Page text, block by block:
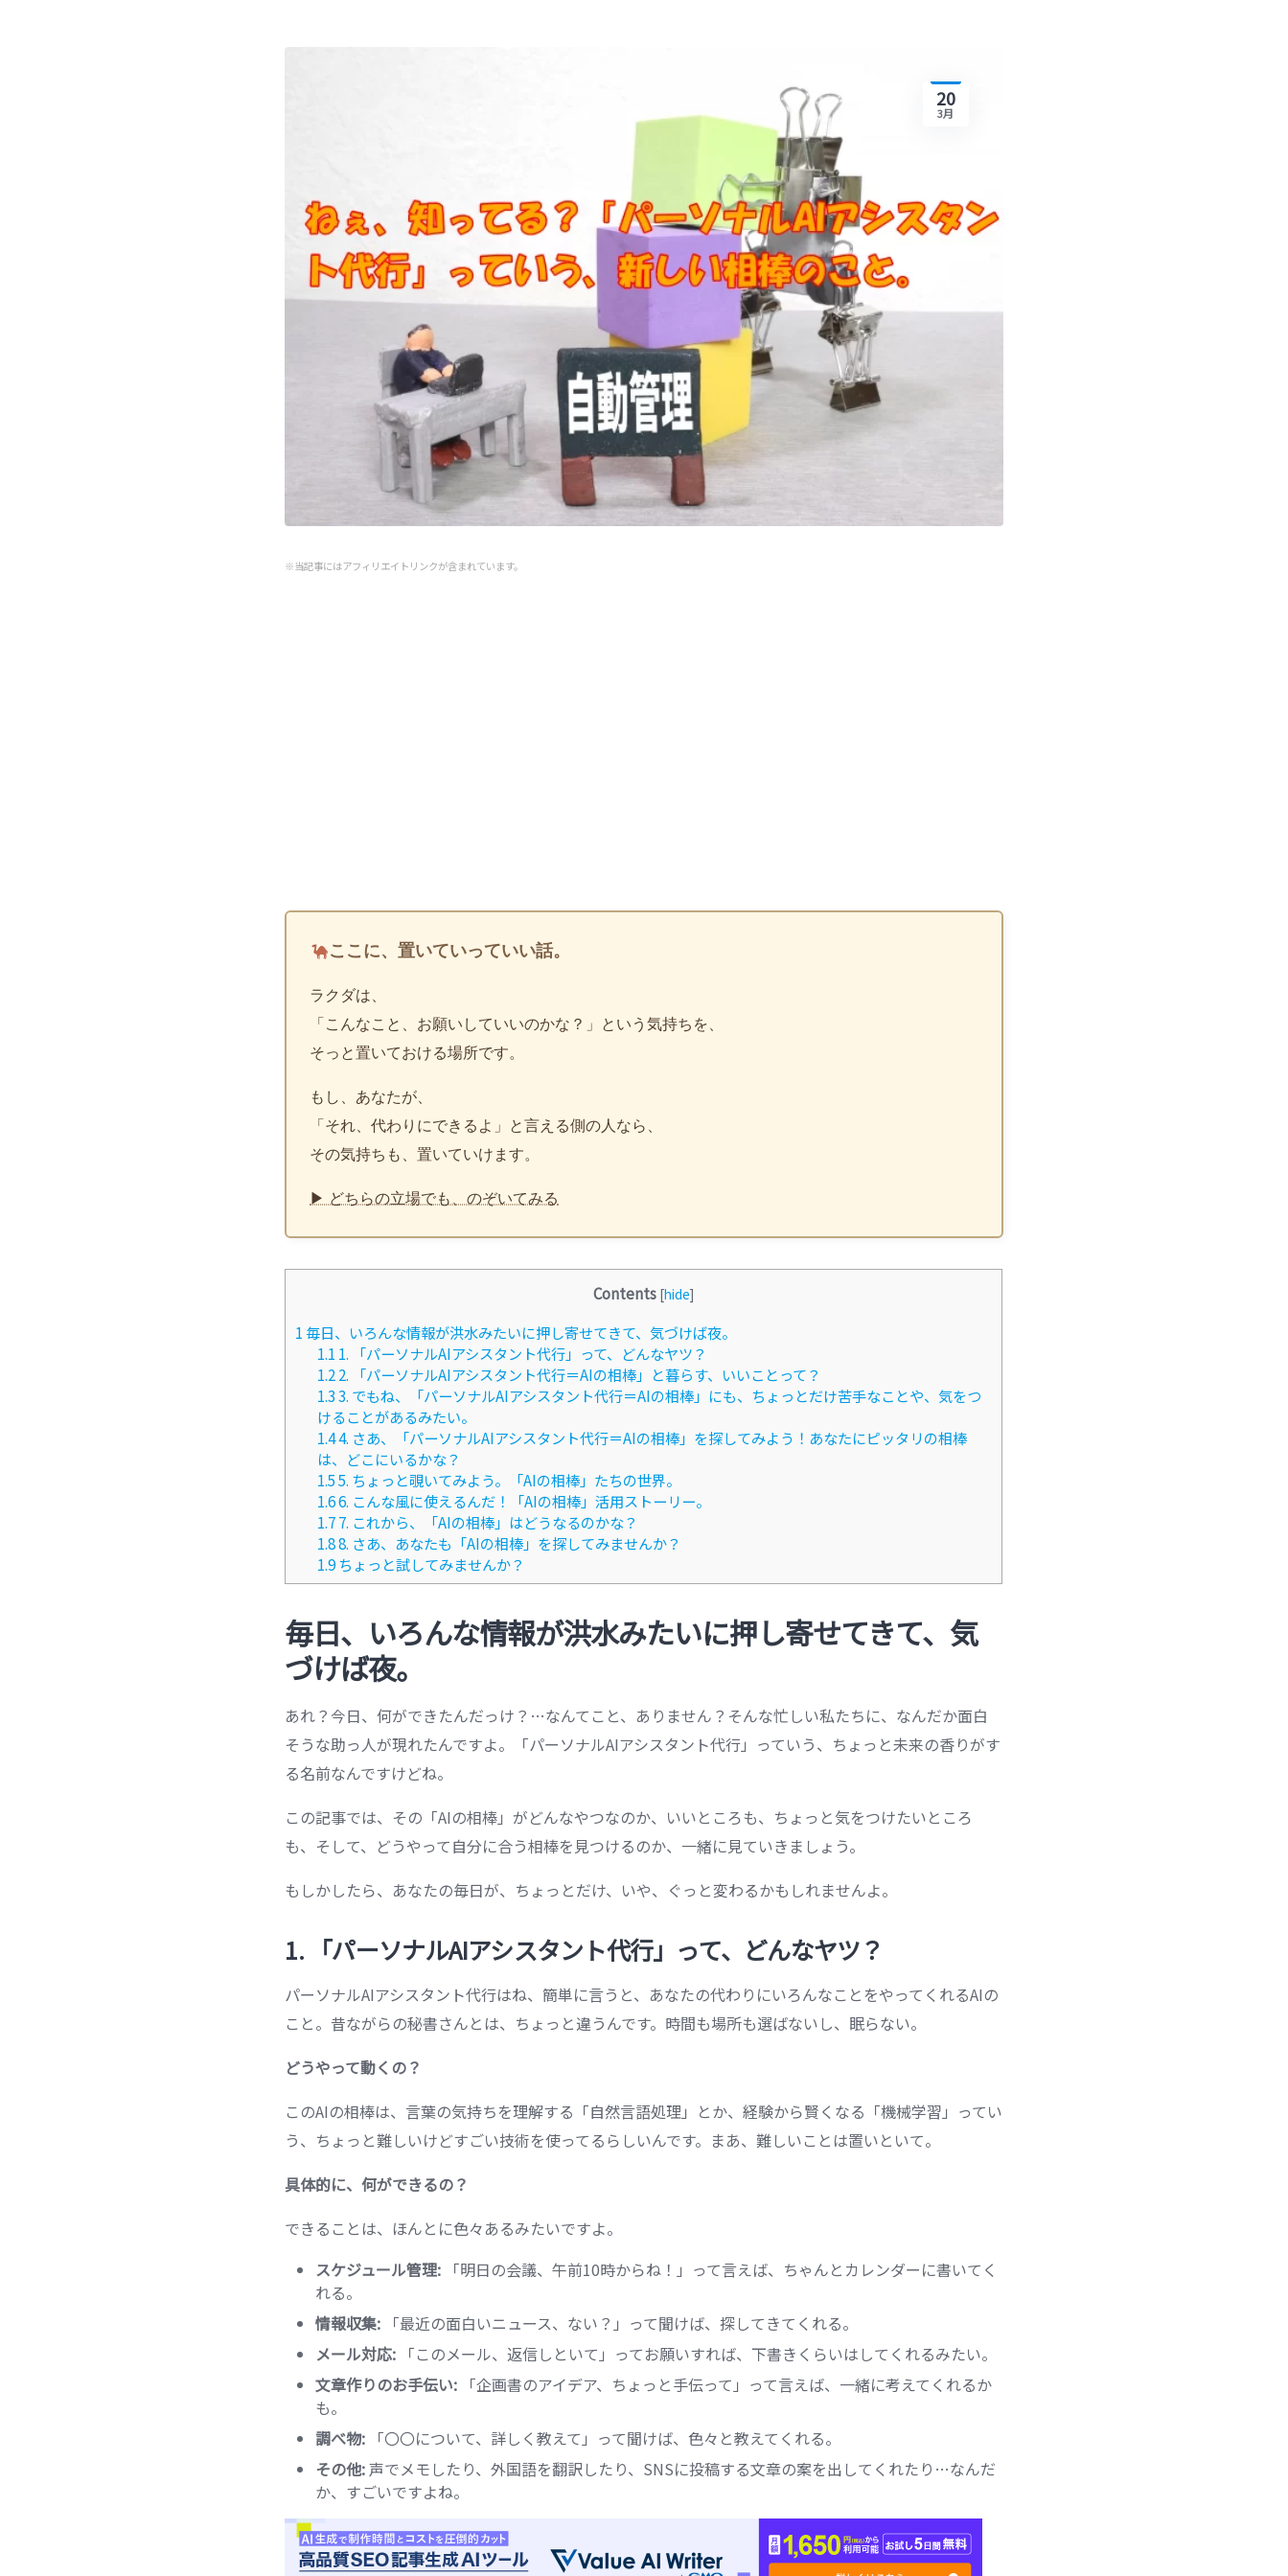
20
3月
※当記事にはアフィリエイトリンクが含まれています。
ここに、置いていっていい話。
ラクダは、
「こんなこと、お願いしていいのかな？」という気持ちを、
そっと置いておける場所です。
もし、あなたが、
「それ、代わりにできるよ」と言える側の人なら、
その気持ちも、置いていけます。
▶ どちらの立場でも、のぞいてみる
Contents [hide]
1 毎日、いろんな情報が洪水みたいに押し寄せてきて、気づけば夜。
1.1 1. 「パーソナルAIアシスタント代行」って、どんなヤツ？
1.22. 「パーソナルAIアシスタント代行＝AIの相棒」と暮らす、いいことって？
1.33. でもね、「パーソナルAIアシスタント代行＝AIの相棒」にも、ちょっとだけ苦手なことや、気をつ
けることがあるみたい。
1.44. さあ、「パーソナルAIアシスタント代行＝AIの相棒」を探してみよう！あなたにピッタリの相棒
は、どこにいるかな？
1.55. ちょっと覗いてみよう。「AIの相棒」たちの世界。
1.66. こんな風に使えるんだ！「AIの相棒」活用ストーリー。
1.77. これから、「AIの相棒」はどうなるのかな？
1.88. さあ、あなたも「AIの相棒」を探してみませんか？
1.9ちょっと試してみませんか？
毎日、いろんな情報が洪水みたいに押し寄せてきて、気
づけば夜。
あれ？今日、何ができたんだっけ？…なんてこと、ありません？そんな忙しい私たちに、なんだか面白
そうな助っ人が現れたんですよ。「パーソナルAIアシスタント代行」っていう、ちょっと未来の香りがす
る名前なんですけどね。
この記事では、その「AIの相棒」がどんなやつなのか、いいところも、ちょっと気をつけたいところ
も、そして、どうやって自分に合う相棒を見つけるのか、一緒に見ていきましょう。
もしかしたら、あなたの毎日が、ちょっとだけ、いや、ぐっと変わるかもしれませんよ。
1. 「パーソナルAIアシスタント代行」って、どんなヤツ？
パーソナルAIアシスタント代行はね、簡単に言うと、あなたの代わりにいろんなことをやってくれるAIの
こと。昔ながらの秘書さんとは、ちょっと違うんです。時間も場所も選ばないし、眠らない。
どうやって動くの？
このAIの相棒は、言葉の気持ちを理解する「自然言語処理」とか、経験から賢くなる「機械学習」ってい
う、ちょっと難しいけどすごい技術を使ってるらしいんです。まあ、難しいことは置いといて。
具体的に、何ができるの？
できることは、ほんとに色々あるみたいですよ。
スケジュール管理: 「明日の会議、午前10時からね！」って言えば、ちゃんとカレンダーに書いてく
れる。
情報収集: 「最近の面白いニュース、ない？」って聞けば、探してきてくれる。
メール対応: 「このメール、返信しといて」ってお願いすれば、下書きくらいはしてくれるみたい。
文章作りのお手伝い: 「企画書のアイデア、ちょっと手伝って」って言えば、一緒に考えてくれるか
も。
調べ物: 「〇〇について、詳しく教えて」って聞けば、色々と教えてくれる。
その他:声でメモしたり、外国語を翻訳したり、SNSに投稿する文章の案を出してくれたり…なんだ
か、すごいですよね。